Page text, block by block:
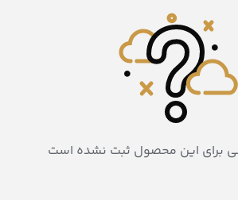
برای این محصول ثبت نشده است